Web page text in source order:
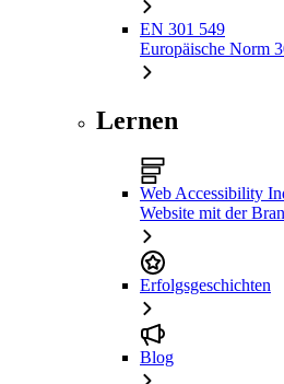
EN 301 549
Europäische Norm
Lernen
Web Accessibility
Website mit der
Erfolgsgeschichten
Blog